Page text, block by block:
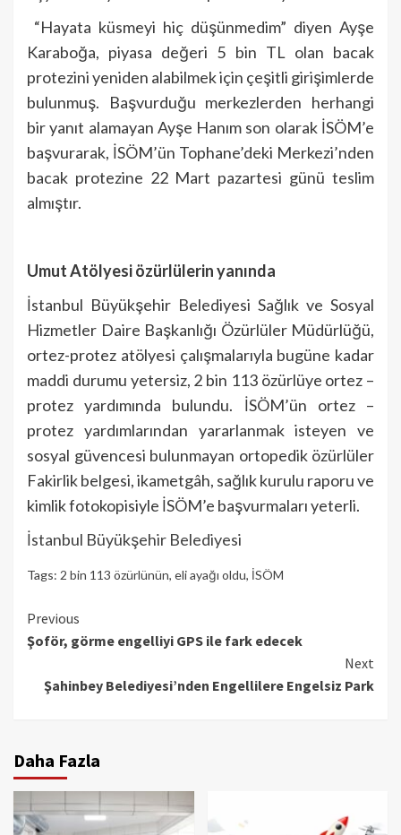
“Hayata küsmeyi hiç düşünmedim” diyen Ayşe
Karaboğa, piyasa değeri 5 bin TL olan bacak
protezini yeniden alabilmek için çeşitli girişimlerde
bulunmuş. Başvurduğu merkezlerden herhangi
bir yanıt alamayan Ayşe Hanım son olarak İSÖM’e
başvurarak, İSÖM’ün Tophane’deki Merkezi’nden
bacak protezine 22 Mart pazartesi günü teslim
almıştır.
Umut Atölyesi özürlülerin yanında
İstanbul Büyükşehir Belediyesi Sağlık ve Sosyal
Hizmetler Daire Başkanlığı Özürlüler Müdürlüğü,
ortez-protez atölyesi çalışmalarıyla bugüne kadar
maddi durumu yetersiz, 2 bin 113 özürlüye ortez –
protez yardımında bulundu. İSÖM’ün ortez –
protez yardımlarından yararlanmak isteyen ve
sosyal güvencesi bulunmayan ortopedik özürlüler
Fakirlik belgesi, ikametgâh, sağlık kurulu raporu ve
kimlik fotokopisiyle İSÖM’e başvurmaları yeterli.
İstanbul Büyükşehir Belediyesi
Tags: 2 bin 113 özürlünün, eli ayağı oldu, İSÖM
Continue
Reading
Previous
Şoför, görme engelliyi GPS ile fark edecek
Next
Şahinbey Belediyesi’nden Engellilere Engelsiz Park
Daha Fazla